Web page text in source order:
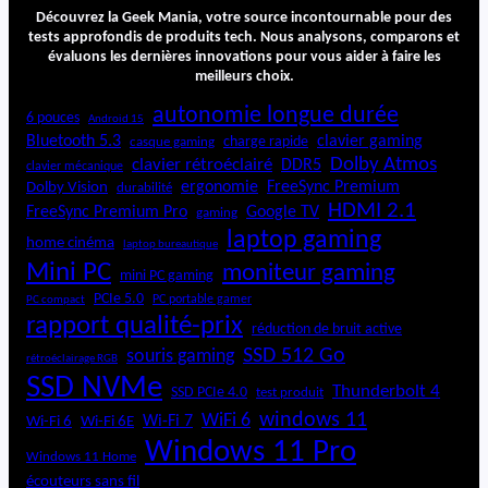
s
u
r
i
l
l
a
n
e
I
n
t
é
r
u
r
Découvrez la Geek Mania, votre source incontournable pour des
tests approfondis de produits tech. Nous analysons, comparons et
évaluons les dernières innovations pour vous aider à faire les
meilleurs choix.
6 pouces Android 15 autonomie longue durée
Bluetooth 5.3 casque gaming charge rapide clavier gaming
clavier mécanique clavier rétroéclairé DDR5 Dolby Atmos
Dolby Vision durabilité ergonomie
FreeSync Premium
FreeSync Premium Pro
gaming Google TV HDMI 2.1
home cinéma laptop bureautique laptop gaming
Mini PC mini PC gaming moniteur gaming
PC compact PCIe 5.0 PC portable gamer
rapport qualité-prix réduction de bruit active
rétroéclairage RGB souris gaming SSD 512 Go
SSD NVMe SSD PCIe 4.0 test produit Thunderbolt 4
Wi-Fi 6 Wi-Fi 6E Wi-Fi 7 WiFi 6 windows 11
Windows 11 Home Windows 11 Pro
écouteurs sans fil